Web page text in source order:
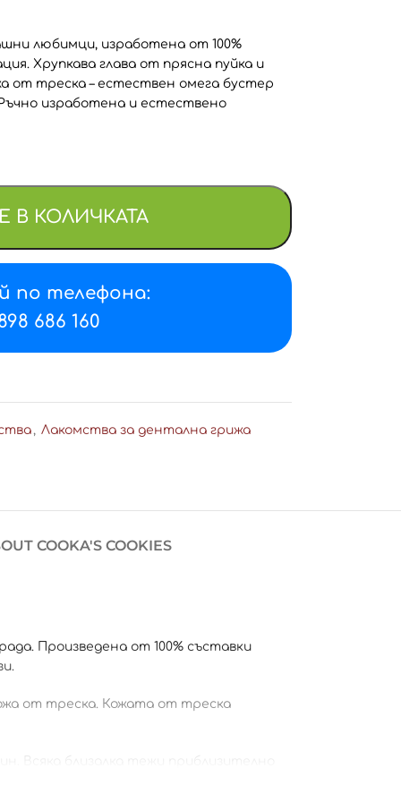
любимци, изработена от 100%
Хрупкава глава от прясна пуйка и
от треска – естествен омега бустер
изработена и естествено
В КОЛИЧКАТА
по телефона:
686 160
, Лакомства за дентална грижа
COOKA'S COOKIES
Произведена от 100% съставки
от треска. Кожата от треска